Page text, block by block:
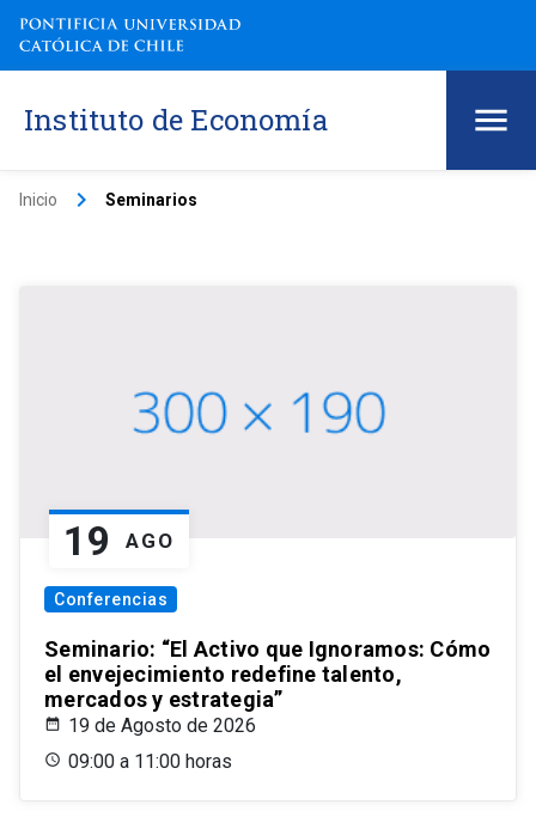
Instituto de Economía
Inicio keyboard_arrow_right Seminarios
19 AGO
Conferencias
Seminario: “El Activo que Ignoramos: Cómo
el envejecimiento redefine talento,
mercados y estrategia”
19 de Agosto de 2026
09:00 a 11:00 horas